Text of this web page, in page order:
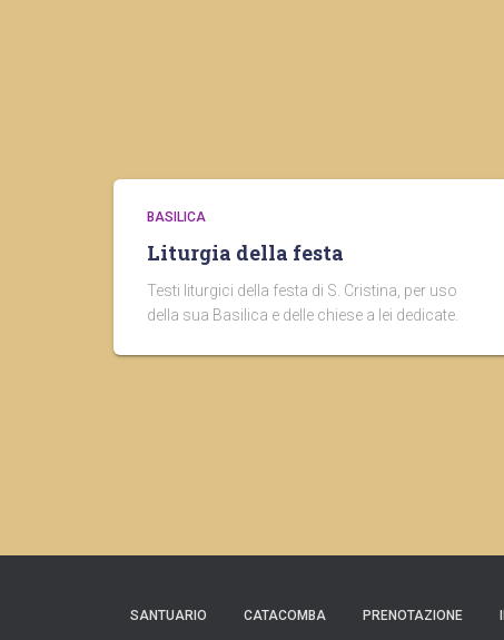
BASILICA
Liturgia della festa
Testi liturgici della festa di S. Cristina, per uso
della sua Basilica e delle chiese a lei dedicate.
SANTUARIO CATACOMBA PRENOTAZIONE